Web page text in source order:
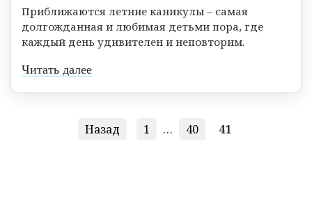
Приближаются летние каникулы – самая
долгожданная и любимая детьми пора, где
каждый день удивителен и неповторим.
Читать далее
Назад 1 … 40 41